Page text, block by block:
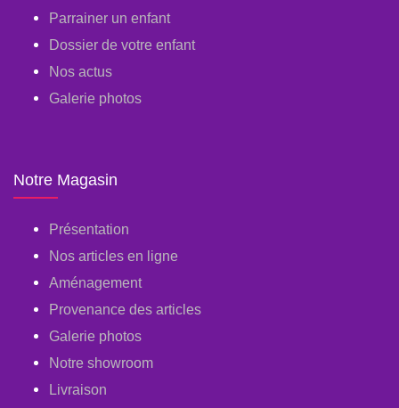
Parrainer un enfant
Dossier de votre enfant
Nos actus
Galerie photos
Notre Magasin
Présentation
Nos articles en ligne
Aménagement
Provenance des articles
Galerie photos
Notre showroom
Livraison